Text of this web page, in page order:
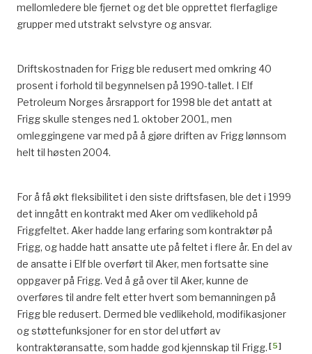
mellomledere ble fjernet og det ble opprettet flerfaglige
grupper med utstrakt selvstyre og ansvar.
Driftskostnaden for Frigg ble redusert med omkring 40
prosent i forhold til begynnelsen på 1990-tallet. I Elf
Petroleum Norges årsrapport for 1998 ble det antatt at
Frigg skulle stenges ned 1. oktober 2001., men
omleggingene var med på å gjøre driften av Frigg lønnsom
helt til høsten 2004.
For å få økt fleksibilitet i den siste driftsfasen, ble det i 1999
det inngått en kontrakt med Aker om vedlikehold på
Friggfeltet. Aker hadde lang erfaring som kontraktør på
Frigg, og hadde hatt ansatte ute på feltet i flere år. En del av
de ansatte i Elf ble overført til Aker, men fortsatte sine
oppgaver på Frigg. Ved å gå over til Aker, kunne de
overføres til andre felt etter hvert som bemanningen på
Frigg ble redusert. Dermed ble vedlikehold, modifikasjoner
og støttefunksjoner for en stor del utført av
kontraktøransatte, som hadde god kjennskap til Frigg. [5]